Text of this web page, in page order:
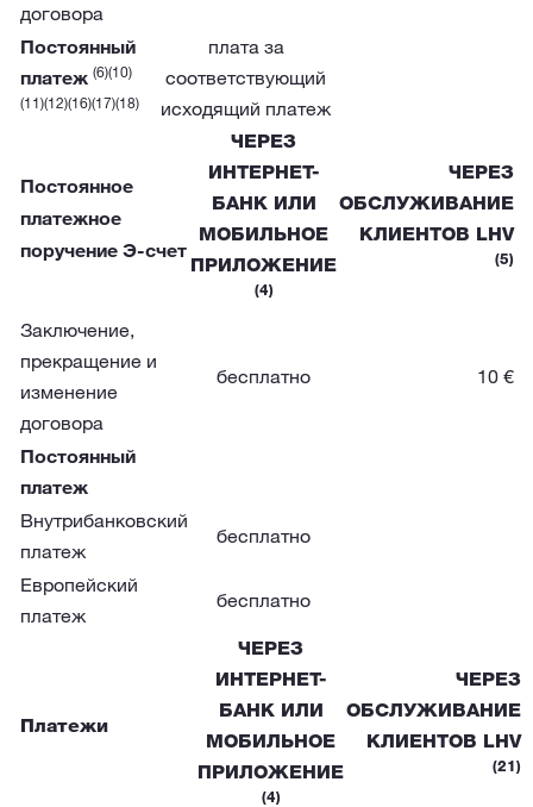
договора
Постоянный
платеж (6)(10)
(11)(12)(16)(17)(18)
плата за
соответствующий
исходящий платеж
Постоянное
платежное
поручение Э-счет
ЧЕРЕЗ
ИНТЕРНЕТ-
БАНК ИЛИ
МОБИЛЬНОЕ
ПРИЛОЖЕНИЕ
(4)
ЧЕРЕЗ
ОБСЛУЖИВАНИЕ
КЛИЕНТОВ LHV
(5)
Заключение,
прекращение и
изменение
договора
бесплатно 10 €
Постоянный
платеж
Внутрибанковский
платеж
бесплатно
Европейский
платеж
бесплатно
Платежи
ЧЕРЕЗ
ИНТЕРНЕТ-
БАНК ИЛИ
МОБИЛЬНОЕ
ПРИЛОЖЕНИЕ
(4)
ЧЕРЕЗ
ОБСЛУЖИВАНИЕ
КЛИЕНТОВ LHV
(21)